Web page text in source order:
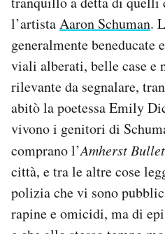
AREA PERSONALE
Area Personale
Newsletter
Notifiche mobile
Hai bisogno di aiuto?
Esci
l’artistaAaron Schuman.
generalmente beneducate
viali alberati, belle case e
rilevante da segnalare,
abitò la poetessa Emily
vivono i genitori di
comprano l’Amherst
città, e tra le altre cose
polizia che vi sono
rapine e omicidi, ma di